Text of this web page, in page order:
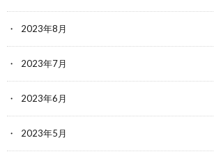
2023年8月
2023年7月
2023年6月
2023年5月